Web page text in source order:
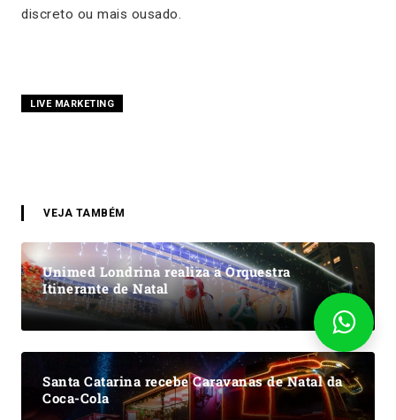
discreto ou mais ousado.
LIVE MARKETING
VEJA TAMBÉM
Unimed Londrina realiza a Orquestra
Itinerante de Natal
Santa Catarina recebe Caravanas de Natal da
Coca-Cola